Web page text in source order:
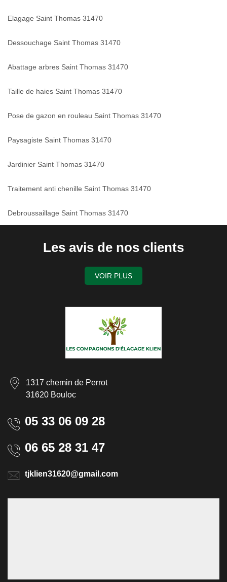
Elagage Saint Thomas 31470
Dessouchage Saint Thomas 31470
Abattage arbres Saint Thomas 31470
Taille de haies Saint Thomas 31470
Pose de gazon en rouleau Saint Thomas 31470
Paysagiste Saint Thomas 31470
Jardinier Saint Thomas 31470
Traitement anti chenille Saint Thomas 31470
Debroussaillage Saint Thomas 31470
Les avis de nos clients
VOIR PLUS
1317 chemin de Perrot
31620 Bouloc
05 33 06 09 28
06 65 28 31 47
tjklien31620@gmail.com